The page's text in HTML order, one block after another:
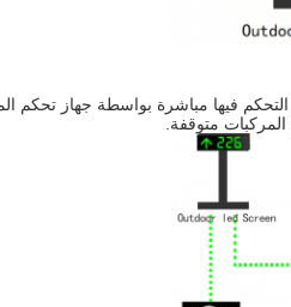
فيها مباشرة بواسطة جهاز تحكم
متوقفة.